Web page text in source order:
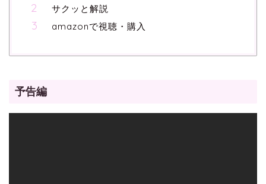
サクッと解説
amazonで視聴・購入
予告編